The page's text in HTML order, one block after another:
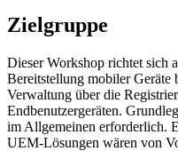
Zielgruppe
Dieser Workshop richtet sich
Bereitstellung mobiler Geräte
Verwaltung über die
Endbenutzergeräten.
im Allgemeinen erforderlich.
UEM-Lösungen wären von